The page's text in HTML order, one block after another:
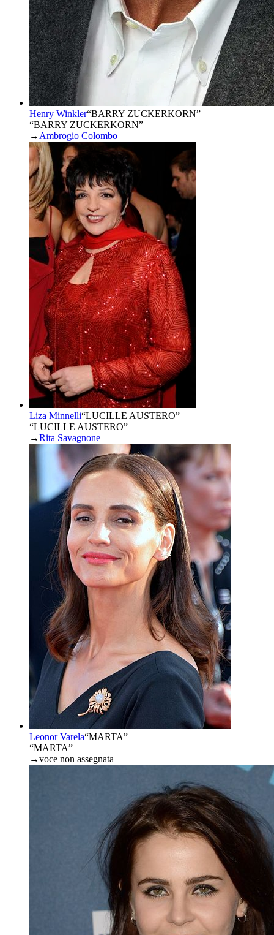
Henry Winkler“BARRY ZUCKERKORN”
“BARRY ZUCKERKORN”
→ Ambrogio Colombo
Liza Minnelli“LUCILLE AUSTERO”
“LUCILLE AUSTERO”
→Rita Savagnone
Leonor Varela“MARTA”
“MARTA”
→voce non assegnata